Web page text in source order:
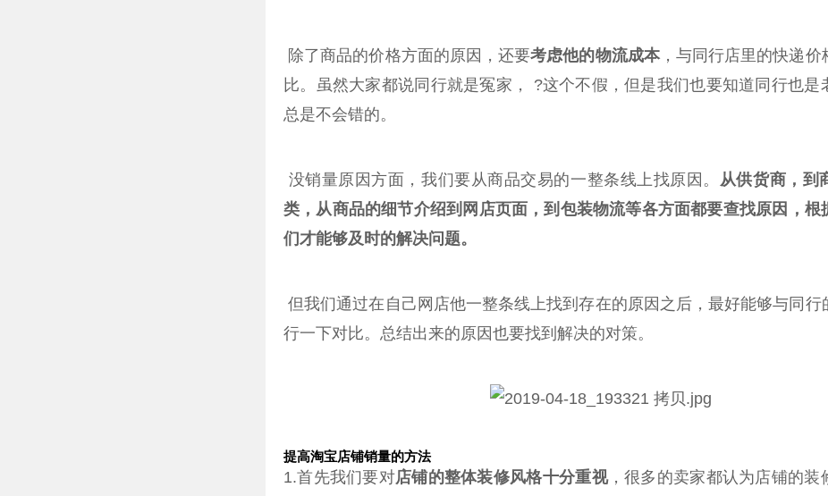
除了商品的价格方面的原因，还要考虑他的物流成本，与同行店里的快递价
比。虽然大家都说同行就是冤家， ?这个不假，但是我们也要知道同行也是
总是不会错的。
没销量原因方面，我们要从商品交易的一整条线上找原因。
从供货商，到
类，从商品的细节介绍到网店页面，到包装物流等各方面都要查找原因，根
们才能够及时的解决问题。
但我们通过在自己网店他一整条线上找到存在的原因之后，最好能够与同行
行一下对比。总结出来的原因也要找到解决的对策。
提高淘宝店铺销量的方法
1.首先我们要对店铺的整体装修风格十分重视，很多的卖家都认为店铺的装